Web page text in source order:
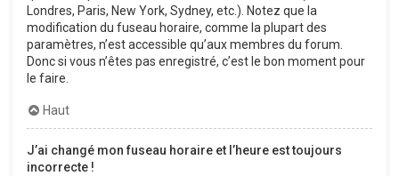
Londres, Paris, New York, Sydney, etc.). Notez que la
modification du fuseau horaire, comme la plupart des
paramètres, n’est accessible qu’aux membres du forum.
Donc si vous n’êtes pas enregistré, c’est le bon moment pour
le faire.
Haut
J’ai changé mon fuseau horaire et l’heure est toujours
incorrecte !